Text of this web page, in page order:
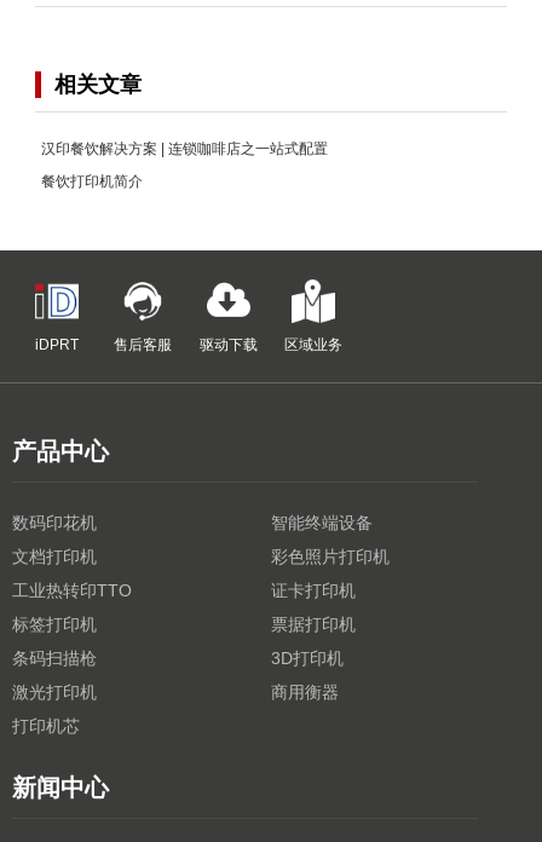
相关文章
汉印餐饮解决方案 | 连锁咖啡店之一站式配置
餐饮打印机简介
iDPRT 售后客服 驱动下载 区域业务
产品中心
数码印花机
智能终端设备
文档打印机
彩色照片打印机
工业热转印TTO
证卡打印机
标签打印机
票据打印机
条码扫描枪
3D打印机
激光打印机
商用衡器
打印机芯
新闻中心